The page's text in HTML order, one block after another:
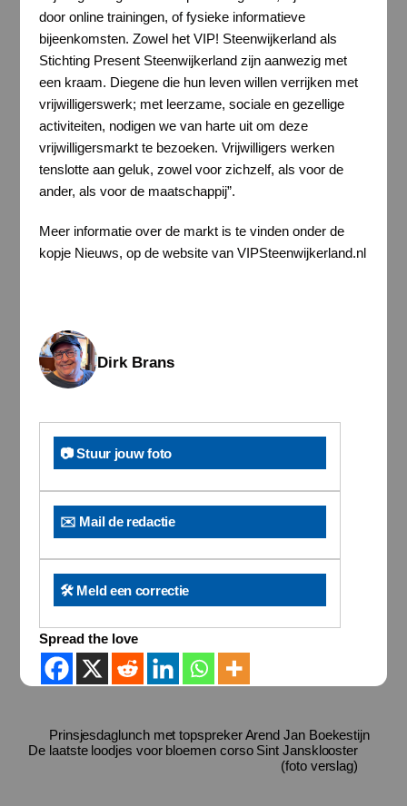
door online trainingen, of fysieke informatieve
bijeenkomsten. Zowel het VIP! Steenwijkerland als
Stichting Present Steenwijkerland zijn aanwezig met
een kraam. Diegene die hun leven willen verrijken met
vrijwilligerswerk; met leerzame, sociale en gezellige
activiteiten, nodigen we van harte uit om deze
vrijwilligersmarkt te bezoeken. Vrijwilligers werken
tenslotte aan geluk, zowel voor zichzelf, als voor de
ander, als voor de maatschappij”.
Meer informatie over de markt is te vinden onder de
kopje Nieuws, op de website van VIPSteenwijkerland.nl
Dirk Brans
📷 Stuur jouw foto
✉️ Mail de redactie
🛠️ Meld een correctie
Spread the love
Prinsjesdaglunch met topspreker Arend Jan Boekestijn
De laatste loodjes voor bloemen corso Sint Jansklooster
(foto verslag)